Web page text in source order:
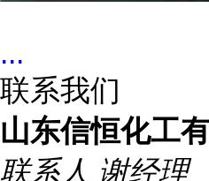
...
联系我们
山东信恒化工
联系人 谢经理